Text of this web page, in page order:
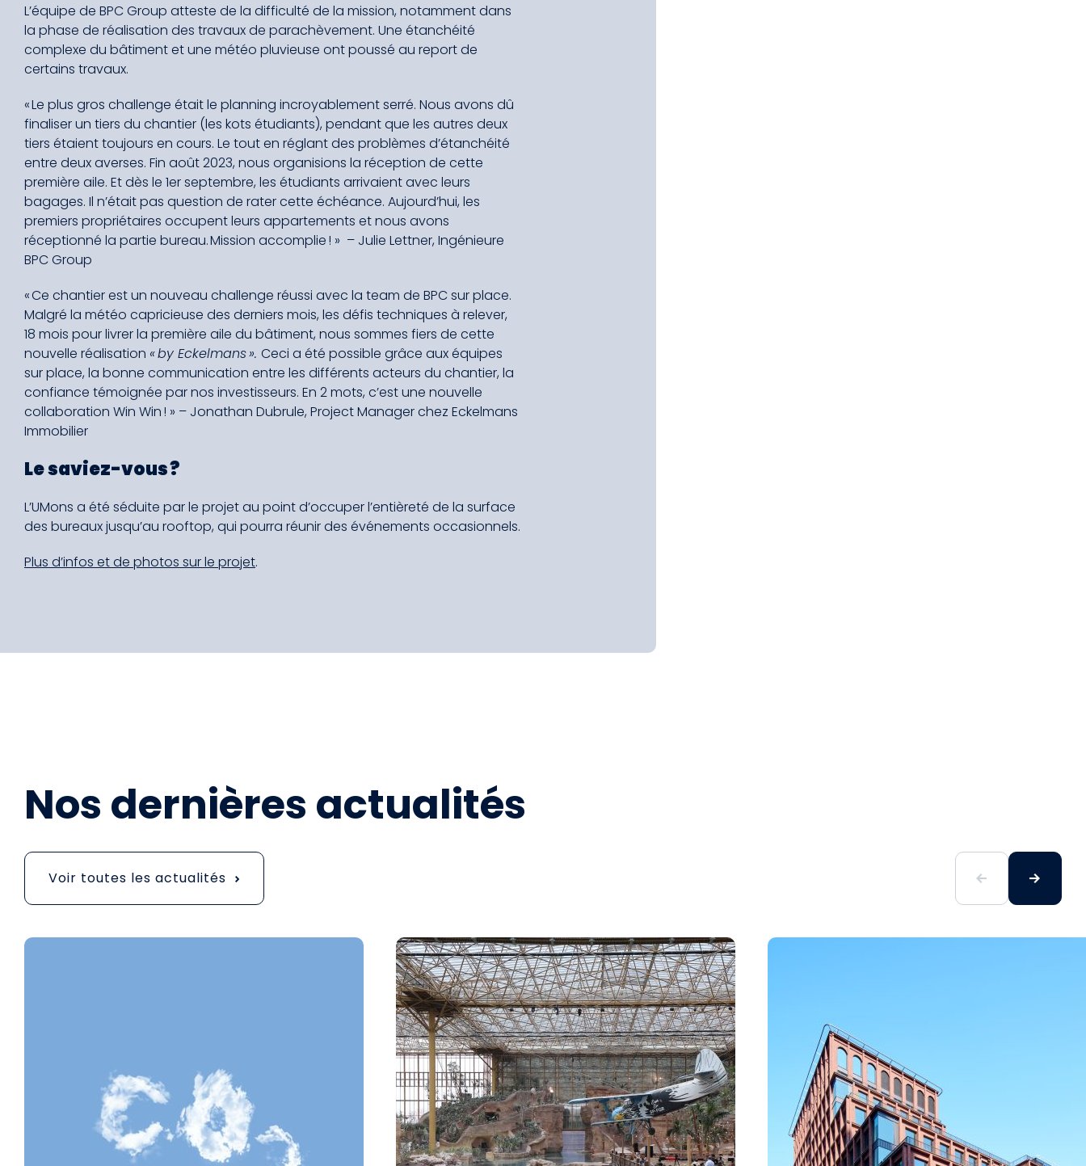
L’équipe de BPC Group atteste de la difficulté de la mission, notamment dans
la phase de réalisation des travaux de parachèvement. Une étanchéité
complexe du bâtiment et une météo pluvieuse ont poussé au report de
certains travaux.
« Le plus gros challenge était le planning incroyablement serré. Nous avons dû
finaliser un tiers du chantier (les kots étudiants), pendant que les autres deux
tiers étaient toujours en cours. Le tout en réglant des problèmes d’étanchéité
entre deux averses. Fin août 2023, nous organisions la réception de cette
première aile. Et dès le 1erseptembre, les étudiants arrivaient avec leurs
bagages. Il n’était pas question de rater cette échéance. Aujourd’hui, les
premiers propriétaires occupent leurs appartements et nous avons
réceptionné la partie bureau. Mission accomplie ! » – Julie Lettner, Ingénieure
BPC Group
« Ce chantier est un nouveau challenge réussi avec la team de BPC sur place.
Malgré la météo capricieuse des derniers mois, les défis techniques à relever,
18 mois pour livrer la première aile du bâtiment, nous sommes fiers de cette
nouvelle réalisation « by Eckelmans ». Ceci a été possible grâce aux équipes
sur place, la bonne communication entre les différents acteurs du chantier, la
confiance témoignée par nos investisseurs. En 2 mots, c’est une nouvelle
collaboration Win Win ! » – Jonathan Dubrule, Project Manager chez Eckelmans
Immobilier
Le saviez-vous ?
L’UMons a été séduite par le projet au point d’occuper l’entièreté de la surface
des bureaux jusqu’au rooftop, qui pourra réunir des événements occasionnels.
Plus d’infos et de photos sur le projet.
Nos dernières actualités
Voir toutes les actualités